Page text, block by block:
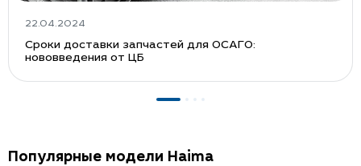
22.04.2024
Сроки доставки запчастей для ОСАГО:
нововведения от ЦБ
Популярные модели Haima